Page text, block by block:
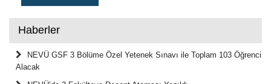
Haberler
NEVÜ GSF 3 Bölüme Özel Yetenek Sınavı ile Toplam 103 Öğrenci
Alacak